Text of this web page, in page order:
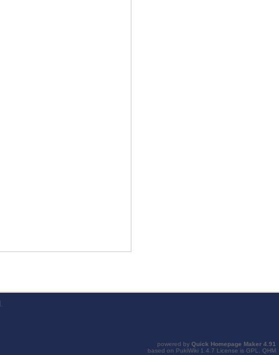
powered by Quick Homepage Maker 4.91
based on PukiWiki 1.4.7 License is GPL QHM